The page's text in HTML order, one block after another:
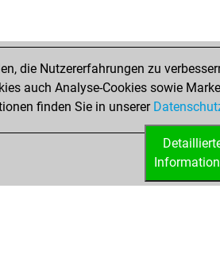
die Nutzererfahrungen zu
auch Analyse-Cookies sowie
finden Sie in unserer